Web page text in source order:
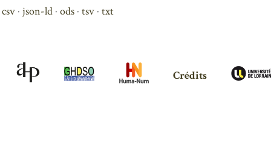
csv json-ld ods tsv txt
Crédits